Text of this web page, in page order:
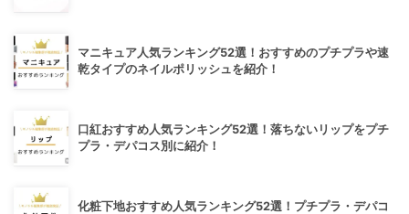
マニキュア人気ランキング52選！おすすめのプチプラや速
乾タイプのネイルポリッシュを紹介！
口紅おすすめ人気ランキング52選！落ちないリップをプチ
プラ・デパコス別に紹介！
化粧下地おすすめ人気ランキング52選！プチプラ・デパコ